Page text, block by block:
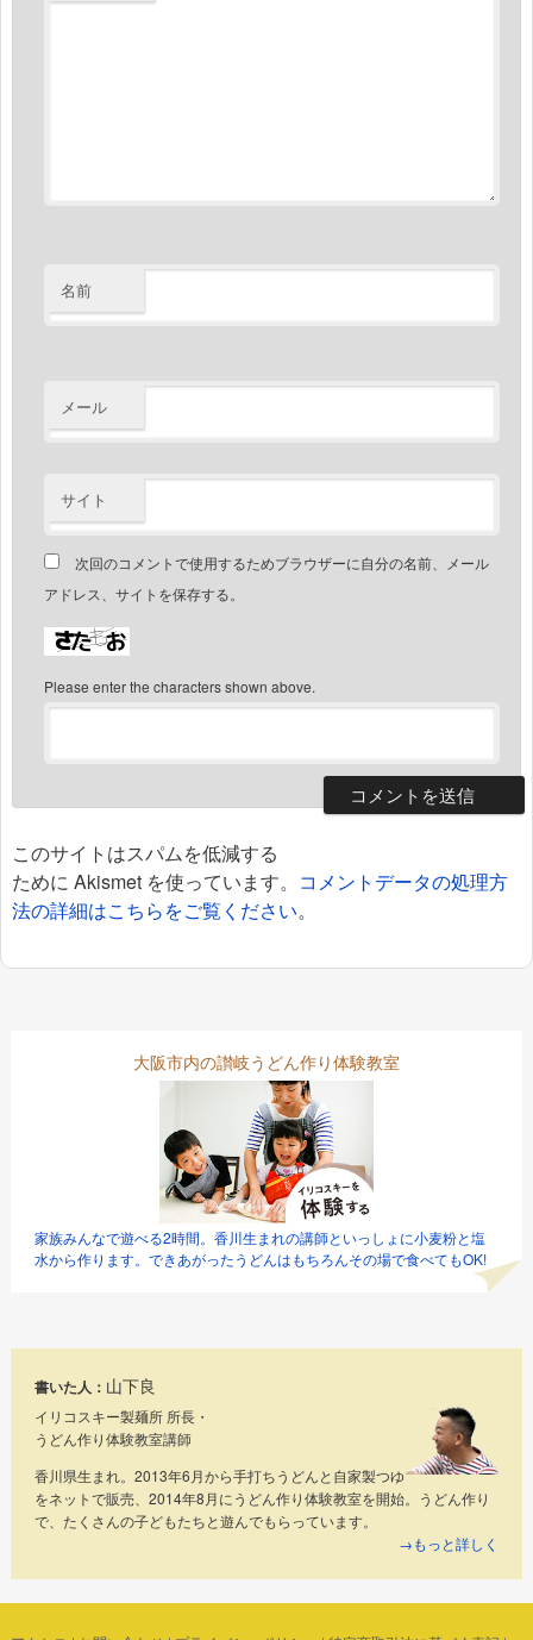
名前
メール
サイト
次回のコメントで使用するためブラウザーに自分の名前、メール
アドレス、サイトを保存する。
Please enter the characters shown above.
このサイトはスパムを低減する
ために Akismet を使っています。 コメントデータの処理方
法の詳細はこちらをご覧ください。
大阪市内の讃岐うどん作り体験教室
家族みんなで遊べる2時間。香川生まれの講師といっしょに小麦粉と塩
水から作ります。できあがったうどんはもちろんその場で食べてもOK!
書いた人： 山下良
イリコスキー製麺所 所長・
うどん作り体験教室講師
香川県生まれ。2013年6月から手打ちうどんと自家製つゆ
をネットで販売、2014年8月にうどん作り体験教室を開始。うどん作り
で、たくさんの子どもたちと遊んでもらっています。
→もっと詳しく